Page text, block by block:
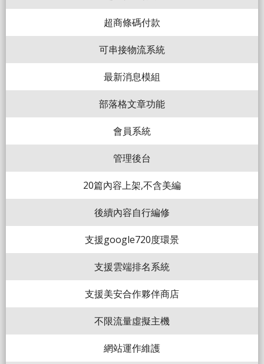
超商條碼付款
可串接物流系統
最新消息模組
部落格文章功能
會員系統
管理後台
20篇內容上架,不含美編
後續內容自行編修
支援google720度環景
支援雲端排名系統
支援美安合作夥伴商店
不限流量虛擬主機
網站運作維護